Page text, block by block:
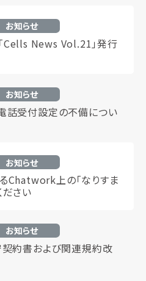
お知らせ
Cells News Vol.21」発行
お知らせ
話受付設定の不備につい
お知らせ
Chatwork上の「なりすま
ださい
お知らせ
契約書および関連規約改